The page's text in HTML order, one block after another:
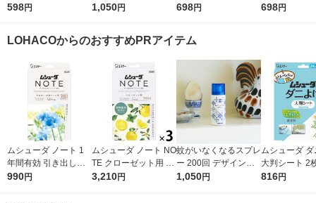
ハーブミントの香り 1
598円
無香料 12時間持続 蚊
ンチョー
1,050円
mL 1本 虫除けスプレ
製薬
698円
プレー ハーブ
698円
LOHACOからのおすすめPRアイテム
ムシューダ ノート 1
年間有効 引き出し・
衣装ケース用 フリー
990円
ムシューダ ノート NO
TE クローゼット用 衣
類 防虫剤 ペパーミン
3,210円
蚊がいなくなるスプレ
ー 200回 デザイン缶
無香料 12時間持続 蚊
1,050円
ムシューダ ダ
大判シート
ニ除け エス
816円